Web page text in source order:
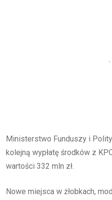
Ministerstwo Funduszy i
kolejną wypłatę środków z
wartości 332 mln zł.
Nowe miejsca w żłobkach,